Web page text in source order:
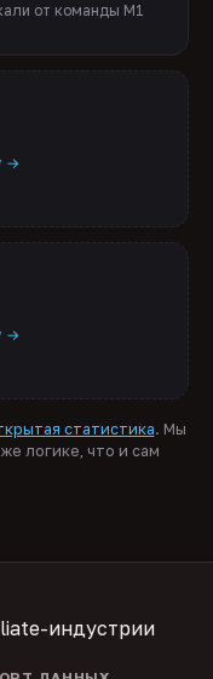
от команды M1
→
→
статистика. Мы
логике, что и сам
индустрии